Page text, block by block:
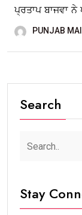
ਪ੍ਰਤਾਪ ਬਾਜਵਾ
PUNJAB
Search
Stay